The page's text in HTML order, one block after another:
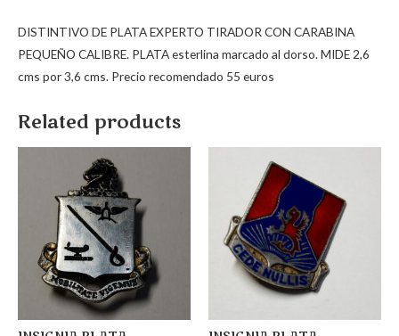
DISTINTIVO DE PLATA EXPERTO TIRADOR CON CARABINA
PEQUEÑO CALIBRE. PLATA esterlina marcado al dorso. MIDE 2,6
cms por 3,6 cms. Precio recomendado 55 euros
Related products